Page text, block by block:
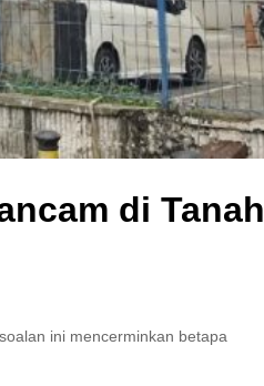
di Tanah
ini mencerminkan betapa